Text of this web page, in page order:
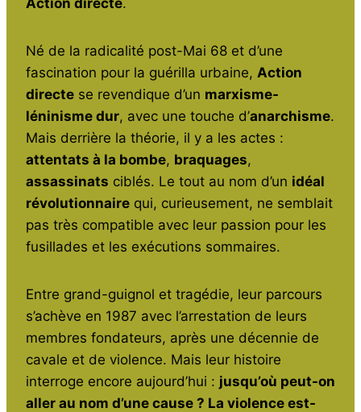
Né de la radicalité post-Mai 68 et d’une
fascination pour la guérilla urbaine, Action
directe se revendique d’un marxisme-
léninisme dur, avec une touche d’anarchisme.
Mais derrière la théorie, il y a les actes :
attentats à la bombe, braquages,
assassinats ciblés. Le tout au nom d’un idéal
révolutionnaire qui, curieusement, ne semblait
pas très compatible avec leur passion pour les
fusillades et les exécutions sommaires.
Entre grand-guignol et tragédie, leur parcours
s’achève en 1987 avec l’arrestation de leurs
membres fondateurs, après une décennie de
cavale et de violence. Mais leur histoire
interroge encore aujourd’hui : jusqu’où peut-on
aller au nom d’une cause ? La violence est-